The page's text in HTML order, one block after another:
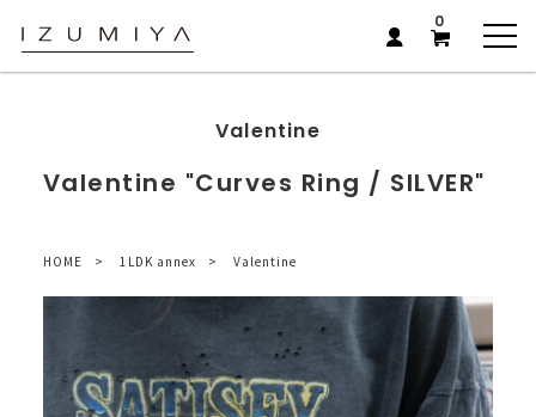
0
Valentine
Valentine "Curves Ring / SILVER"
HOME 1LDK annex Valentine